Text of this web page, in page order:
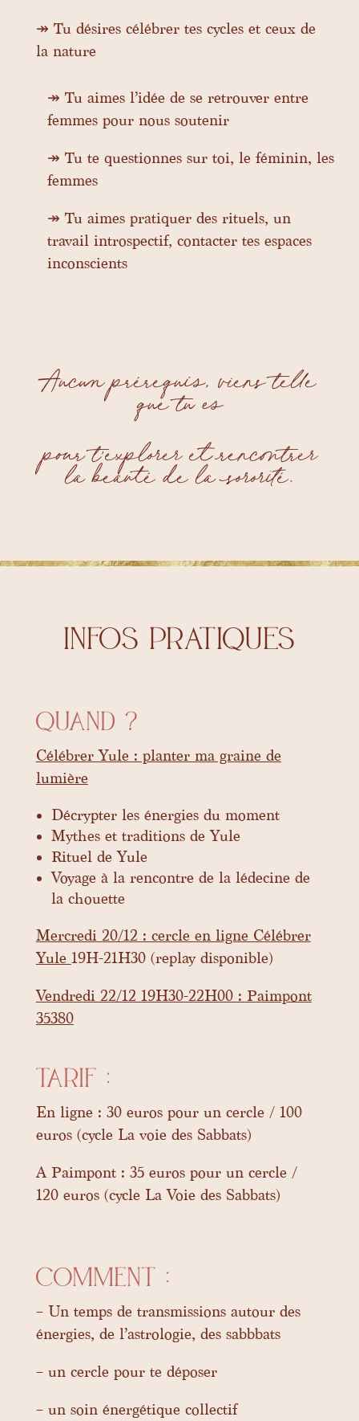
↠ Tu désires célébrer tes cycles et ceux de
la nature
↠ Tu aimes l’idée de se retrouver entre
femmes pour nous soutenir
↠ Tu te questionnes sur toi, le féminin, les
femmes
↠ Tu aimes pratiquer des rituels, un
travail introspectif, contacter tes espaces
inconscients
Aucun prérequis, viens telle
que tu es
pour t’explorer et rencontrer
la beauté de la sororité.
INFOS PRATIQUES
Quand ?
Célébrer Yule : planter ma graine de
lumière
Décrypter les énergies du moment
Mythes et traditions de Yule
Rituel de Yule
Voyage à la rencontre de la lédecine de
la chouette
Mercredi 20/12 : cercle en ligne Célébrer
Yule 19H-21H30 (replay disponible)
Vendredi 22/12 19H30-22H00 : Paimpont
35380
Tarif :
En ligne : 30 euros pour un cercle / 100
euros (cycle La voie des Sabbats)
A Paimpont : 35 euros pour un cercle /
120 euros (cycle La Voie des Sabbats)
Comment :
– Un temps de transmissions autour des
énergies, de l’astrologie, des sabbbats
– un cercle pour te déposer
– un soin énergétique collectif